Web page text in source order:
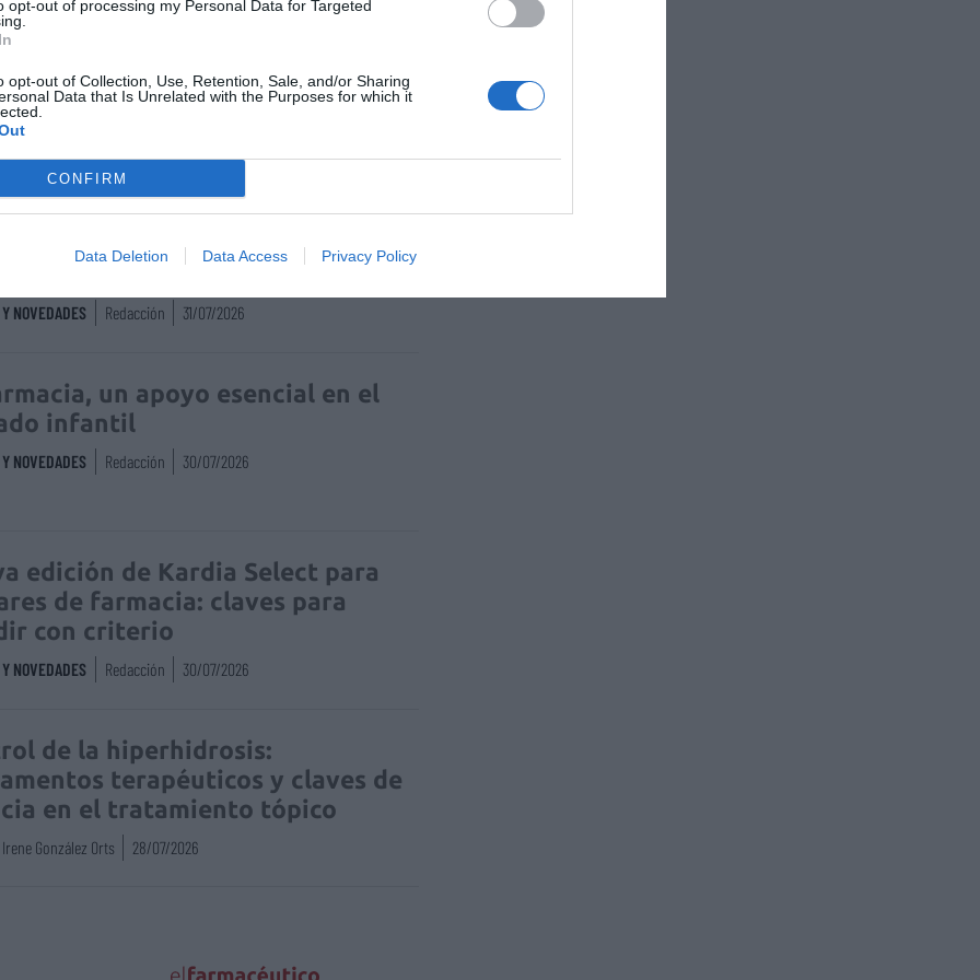
opt-out of processing my Personal Data for Targeted
opt-out of Collection, Use, Retention, Sale, and/or Sharing
Data that Is Unrelated with the Purposes for which it
CONFIRM
Data Deletion Data Access Privacy Policy
online de medicamentos de
Isabel Marín Moral 28/07/2026
de comunicaciones para el 24
Nacional Farmacéutico de
NOVEDADES Redacción 31/07/2026
un apoyo esencial en el
infantil
NOVEDADES Redacción 30/07/2026
edición de Kardia Select para
de farmacia: claves para
con criterio
NOVEDADES Redacción 30/07/2026
de la hiperhidrosis:
terapéuticos y claves de
en el tratamiento tópico
Irene González Orts 28/07/2026